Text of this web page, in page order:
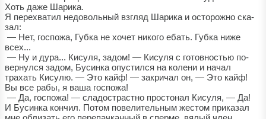
Хоть даже Шарика.
Я перехватил недовольный взгляд Шарика и осторожно ска-
зал:
— Нет, госпожа, Губка не хочет никого ебать. Губка ниже
всех...
— Ну и дура... Кисуля, задом! — Кисуля с готовностью по-
вернулся задом, Бусинка опустился на колени и начал
трахать Кисулю. — Это кайф! — закричал он, — Это кайф!
Вы все рабы, я ваша госпожа!
— Да, госпожа! — сладострастно простонал Кисуля, — Да!
И Бусинка кончил. Потом повелительным жестом приказал